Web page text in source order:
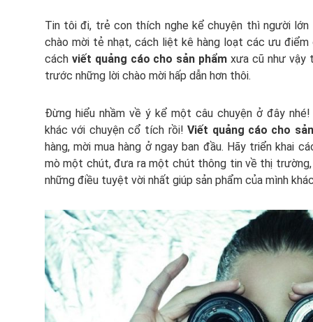
Tin tôi đi, trẻ con thích nghe kể chuyện thì người lớn
chào mời tẻ nhạt, cách liệt kê hàng loạt các ưu điểm
cách viết quảng cáo cho sản phẩmxưa cũ như vậy
trước những lời chào mời hấp dẫn hơn thôi.
Đừng hiểu nhầm về ý kể một câu chuyện ở đây nhé!
khác với chuyện cổ tích rồi!Viết quảng cáo cho
hàng, mời mua hàng ở ngay ban đầu. Hãy triển khai
mò một chút, đưa ra một chút thông tin về thị trường,
những điều tuyệt vời nhất giúp sản phẩm của mình